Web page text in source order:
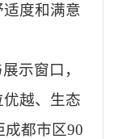
度和满意
示窗口，
越、生态
成都市区90